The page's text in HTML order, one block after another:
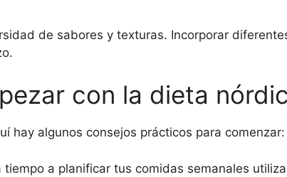
de sabores y texturas. Incorporar
con la dieta
hay algunos consejos prácticos para comenzar:
tiempo a planificar tus comidas semanales